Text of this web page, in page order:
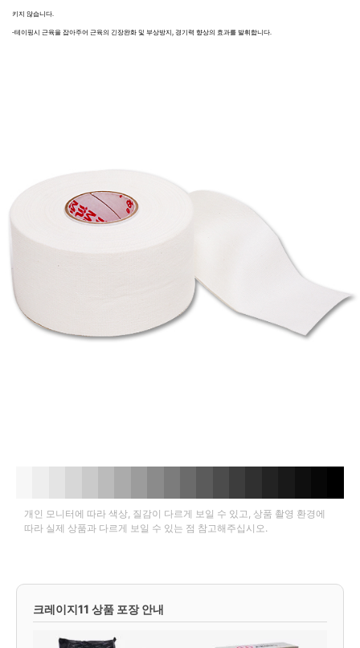
키지 않습니다.
-테이핑시 근육을 잡아주어 근육의 긴장완화 및 부상방지, 경기력 향상의 효과를 발휘합니다.
개인 모니터에 따라 색상, 질감이 다르게 보일 수 있고, 상품 촬영 환경에
따라 실제 상품과 다르게 보일 수 있는 점 참고해주십시오.
크레이지11 상품 포장 안내